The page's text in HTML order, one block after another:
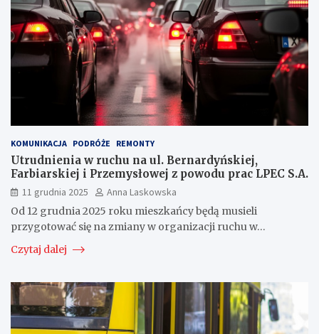
KOMUNIKACJA PODRÓŻE REMONTY
Utrudnienia w ruchu na ul. Bernardyńskiej,
Farbiarskiej i Przemysłowej z powodu prac LPEC S.A.
11 grudnia 2025
Anna Laskowska
Od 12 grudnia 2025 roku mieszkańcy będą musieli
przygotować się na zmiany w organizacji ruchu w…
Czytaj dalej